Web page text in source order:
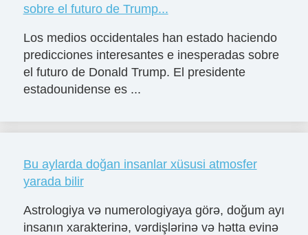
sobre el futuro de Trump...
Los medios occidentales han estado haciendo
predicciones interesantes e inesperadas sobre
el futuro de Donald Trump. El presidente
estadounidense es ...
Bu aylarda doğan insanlar xüsusi atmosfer
yarada bilir
Astrologiya və numerologiyaya görə, doğum ayı
insanın xarakterinə, vərdişlərinə və hətta evinə